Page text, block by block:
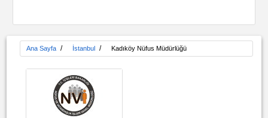
Ana Sayfa / İstanbul / Kadıköy Nüfus Müdürlüğü